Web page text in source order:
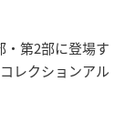
・第2部に登場す
レクションアル